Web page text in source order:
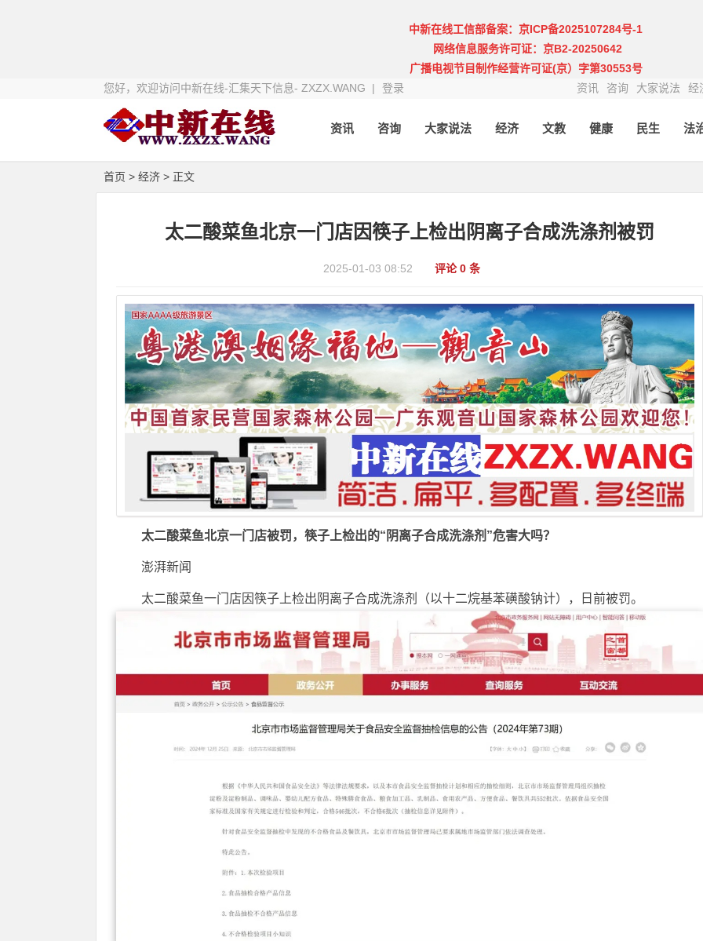
中新在线工信部备案：京ICP备2025107284号-1
网络信息服务许可证：京B2-20250642
广播电视节目制作经营许可证(京）字第30553号
您好，欢迎访问中新在线-汇集天下信息- ZXZX.WANG |
登录 资讯 咨询 大家说法 经
资讯 咨询 大家说法 经济 文教 健康 民生 法
首页 > 经济 > 正文
太二酸菜鱼北京一门店因筷子上检出阴离子合成洗涤剂被罚
2025-01-03 08:52 评论 0 条
太二酸菜鱼北京一门店被罚，筷子上检出的“阴离子合成洗涤剂”危害大吗？
澎湃新闻
太二酸菜鱼一门店因筷子上检出阴离子合成洗涤剂（以十二烷基苯磺酸钠计），日前被罚。